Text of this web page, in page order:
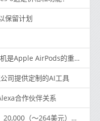
保留计划
AirPods的重要竞争对手
司提供定制的AI工具
合作伙伴关系
元）的价格很快就会来到印度